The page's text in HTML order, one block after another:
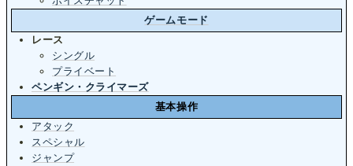
ゲームモード
レース
シングル
プライベート
ペンギン・クライマーズ
基本操作
アタック
スペシャル
ジャンプ